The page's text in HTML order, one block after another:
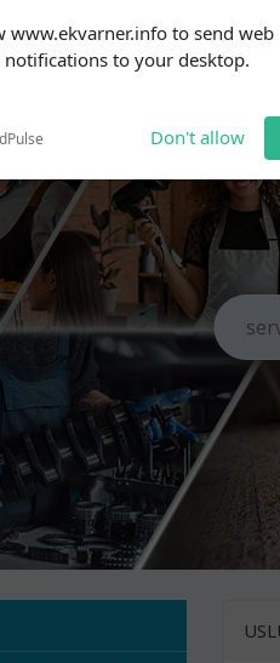
www.ekvarner.info to send web
notifications to your desktop.
Don't allow
prompts, click
icon